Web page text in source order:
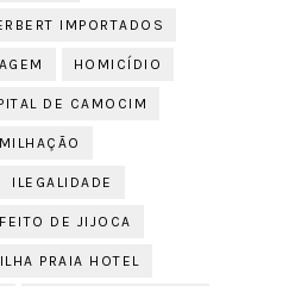
IMPORTADOS
HOMICÍDIO
DE CAMOCIM
ILEGALIDADE
DE JIJOCA
ILHA PRAIA HOTEL